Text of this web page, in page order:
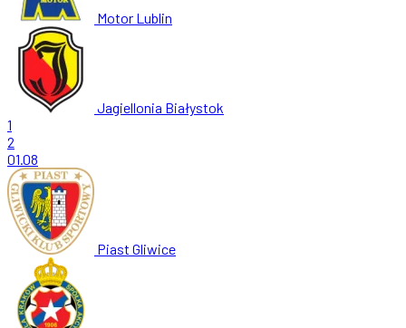
Motor Lublin
Jagiellonia Białystok
1
2
01.08
Piast Gliwice